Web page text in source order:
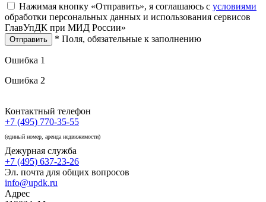
Нажимая кнопку «Отправить», я соглашаюсь с условиями
обработки персональных данных и использования сервисов
ГлавУпДК при МИД России»
Отправить * Поля, обязательные к заполнению
Ошибка 1
Ошибка 2
Контактный телефон
+7 (495) 770-35-55
(единый номер, аренда недвижимости)
Дежурная служба
+7 (495) 637-23-26
Эл. почта для общих вопросов
info@updk.ru
Адрес